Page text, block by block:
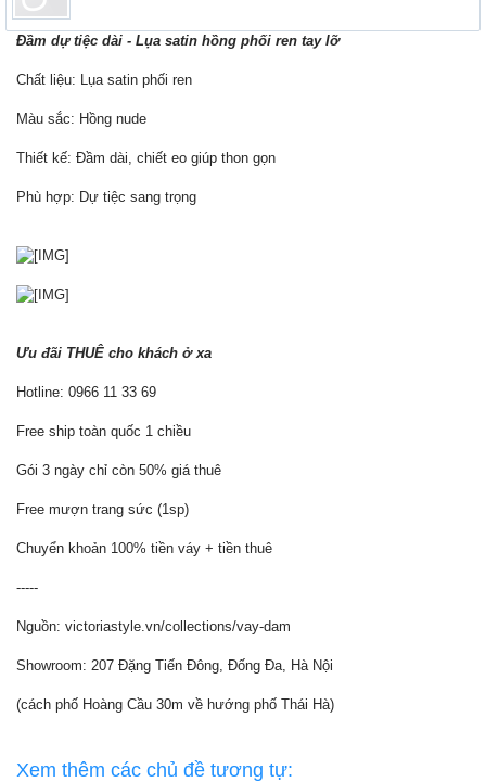
Đầm dự tiệc dài - Lụa satin hồng phối ren tay lỡ
Chất liệu: Lụa satin phối ren
Màu sắc: Hồng nude
Thiết kế: Đầm dài, chiết eo giúp thon gọn
Phù hợp: Dự tiệc sang trọng
Ưu đãi THUÊ cho khách ở xa
Hotline: 0966 11 33 69
Free ship toàn quốc 1 chiều
Gói 3 ngày chỉ còn 50% giá thuê
Free mượn trang sức (1sp)
Chuyển khoản 100% tiền váy + tiền thuê
-----
Nguồn: victoriastyle.vn/collections/vay-dam
Showroom: 207 Đặng Tiến Đông, Đống Đa, Hà Nội
(cách phố Hoàng Cầu 30m về hướng phố Thái Hà)
Xem thêm các chủ đề tương tự: